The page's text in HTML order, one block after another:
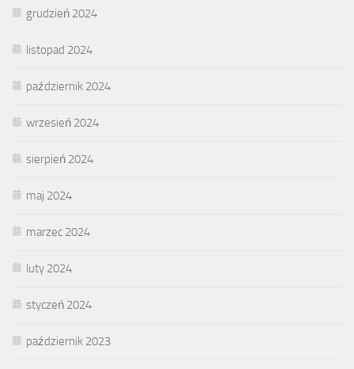
grudzień 2024
listopad 2024
październik 2024
wrzesień 2024
sierpień 2024
maj 2024
marzec 2024
luty 2024
styczeń 2024
październik 2023